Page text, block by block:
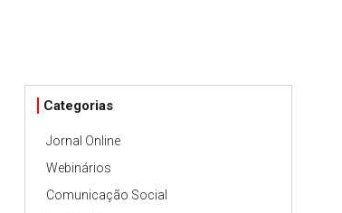
Categorias
Jornal Online
Webinários
Comunicação Social